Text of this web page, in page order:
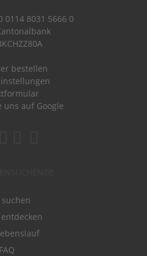
0114 8031 5666 0
bestellen
uns auf Google
suchen
FAQ